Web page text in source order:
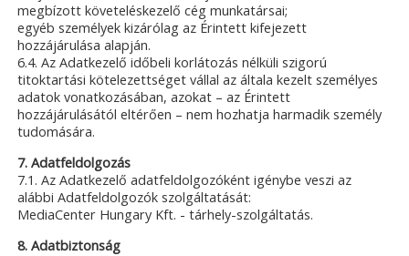
megbízott követeléskezelő cég munkatársai;
egyéb személyek kizárólag az Érintett kifejezett
hozzájárulása alapján.
6.4. Az Adatkezelő időbeli korlátozás nélküli szigorú
titoktartási kötelezettséget vállal az általa kezelt személyes
adatok vonatkozásában, azokat – az Érintett
hozzájárulásától eltérően – nem hozhatja harmadik személy
tudomására.
7. Adatfeldolgozás
7.1. Az Adatkezelő adatfeldolgozóként igénybe veszi az
alábbi Adatfeldolgozók szolgáltatását:
MediaCenter Hungary Kft. - tárhely-szolgáltatás.
8. Adatbiztonság